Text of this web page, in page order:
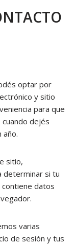
optar por
y sitio
para que
dejés
año.
sitio,
determinar si tu
contiene datos
varias
de sesión y tus